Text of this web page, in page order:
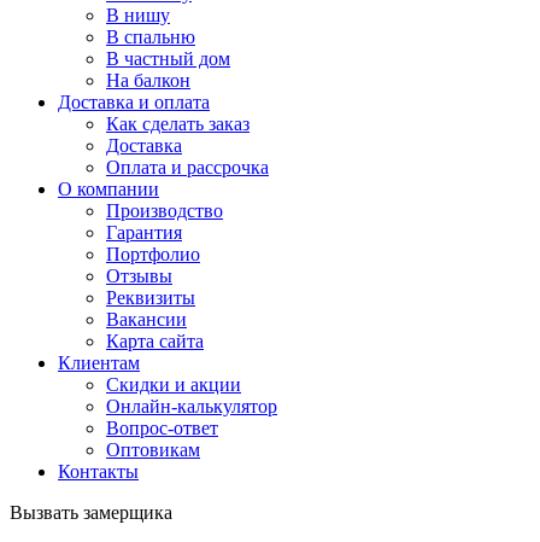
В нишу
В спальню
В частный дом
На балкон
Доставка и оплата
Как сделать заказ
Доставка
Оплата и рассрочка
О компании
Производство
Гарантия
Портфолио
Отзывы
Реквизиты
Вакансии
Карта сайта
Клиентам
Скидки и акции
Онлайн-калькулятор
Вопрос-ответ
Оптовикам
Контакты
Вызвать замерщика